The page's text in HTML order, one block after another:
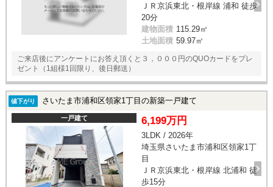
ＪＲ京浜東北・根岸線 浦和 徒歩
20分
建物面積 115.29㎡
土地面積 59.97㎡
ご来店後にアンケートにお答え頂くと３，０００円のQUOカードをプレ
ゼント（1組様1回限り、後日郵送）
値下がり さいたま市浦和区領家1丁目の新築一戸建て
一戸建て 6,199万円
3LDK / 2026年
埼玉県さいたま市浦和区領家1丁
目
ＪＲ京浜東北・根岸線 北浦和 徒
歩15分